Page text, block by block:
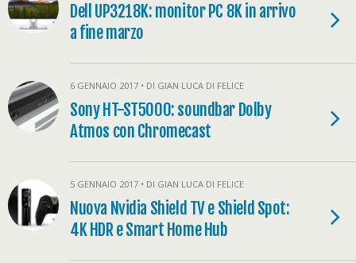
Dell UP3218K: monitor PC 8K in arrivo
a fine marzo
6 GENNAIO 2017 • DI GIAN LUCA DI FELICE
Sony HT-ST5000: soundbar Dolby
Atmos con Chromecast
5 GENNAIO 2017 • DI GIAN LUCA DI FELICE
Nuova Nvidia Shield TV e Shield Spot:
4K HDR e Smart Home Hub